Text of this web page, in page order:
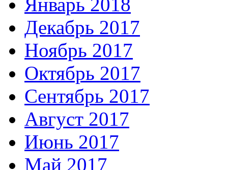
Январь 2018
Декабрь 2017
Ноябрь 2017
Октябрь 2017
Сентябрь 2017
Август 2017
Июнь 2017
Май 2017